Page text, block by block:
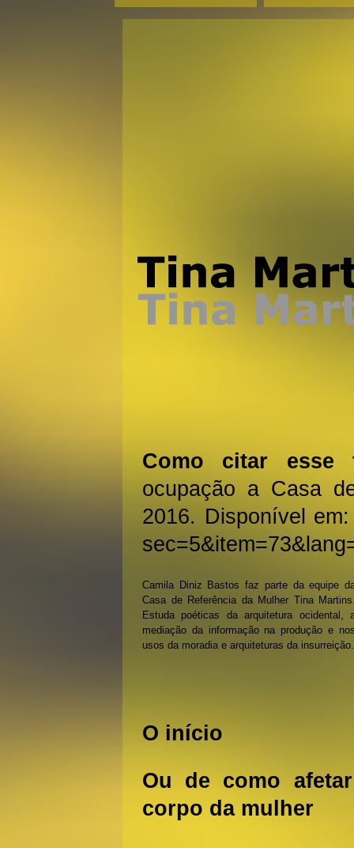
Como citar
ocupação a Casa
2016. Disponível
Camila Diniz Bastos faz parte da equipe
Casa de Referência da Mulher Tina
Estuda poéticas da arquitetura ocidental,
mediação da informação na produção e
usos da moradia e arquiteturas da insurreição.
O início
Ou de como
corpo da mulher